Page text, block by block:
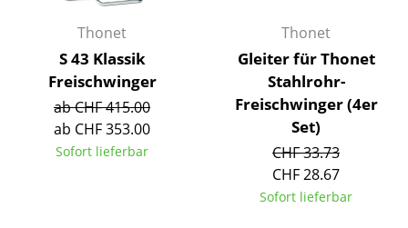
Garderoben
Kleinaufbewahrung
Einzelteile
... alle Aufbewahrungsmöbel
Thonet
S 43 Klassik
Freischwinger
ab CHF 415.00
ab CHF 353.00
Sofort lieferbar
Thonet
Gleiter für Thonet
Stahlrohr-
Freischwinger (4er
Set)
CHF 33.73
CHF 28.67
Sofort lieferbar